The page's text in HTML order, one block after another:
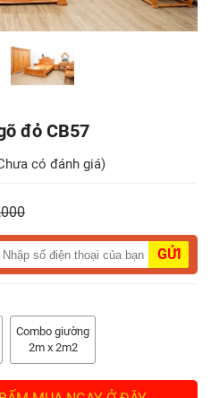
đỏ CB57
có đánh giá)
GỬI
Combo giường
2m x 2m2